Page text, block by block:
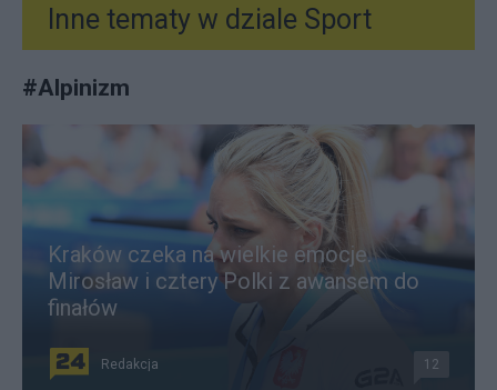
Inne tematy w dziale Sport
#Alpinizm
Kraków czeka na wielkie emocje.
Mirosław i cztery Polki z awansem do
finałów
Redakcja 12